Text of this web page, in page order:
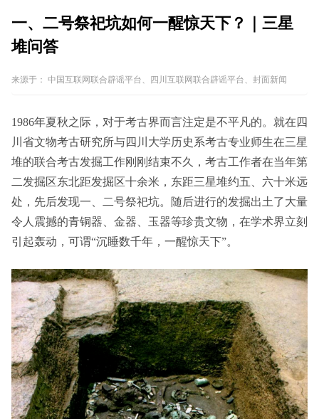
一、二号祭祀坑如何一醒惊天下？｜三星
堆问答
来源于： 中国互联网联合辟谣平台、四川互联网联合辟谣平台、封面新闻
1986年夏秋之际，对于考古界而言注定是不平凡的。就在四
川省文物考古研究所与四川大学历史系考古专业师生在三星
堆的联合考古发掘工作刚刚结束不久，考古工作者在当年第
二发掘区东北距发掘区十余米，东距三星堆约五、六十米远
处，先后发现一、二号祭祀坑。随后进行的发掘出土了大量
令人震撼的青铜器、金器、玉器等珍贵文物，在学术界立刻
引起轰动，可谓“沉睡数千年，一醒惊天下”。